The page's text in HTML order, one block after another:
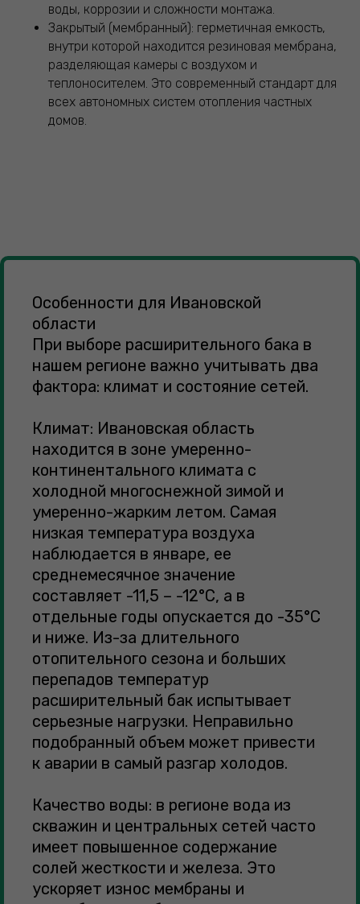
воды, коррозии и сложности монтажа.
Закрытый (мембранный): герметичная емкость,
внутри которой находится резиновая мембрана,
разделяющая камеры с воздухом и
теплоносителем. Это современный стандарт для
всех автономных систем отопления частных
домов.
Особенности для Ивановской
области
При выборе расширительного бака в
нашем регионе важно учитывать два
фактора: климат и состояние сетей.
Климат: Ивановская область
находится в зоне умеренно-
континентального климата с
холодной многоснежной зимой и
умеренно-жарким летом. Самая
низкая температура воздуха
наблюдается в январе, ее
среднемесячное значение
составляет -11,5 – -12°С, а в
отдельные годы опускается до -35°С
и ниже. Из-за длительного
отопительного сезона и больших
перепадов температур
расширительный бак испытывает
серьезные нагрузки. Неправильно
подобранный объем может привести
к аварии в самый разгар холодов.
Качество воды: в регионе вода из
скважин и центральных сетей часто
имеет повышенное содержание
солей жесткости и железа. Это
ускоряет износ мембраны и